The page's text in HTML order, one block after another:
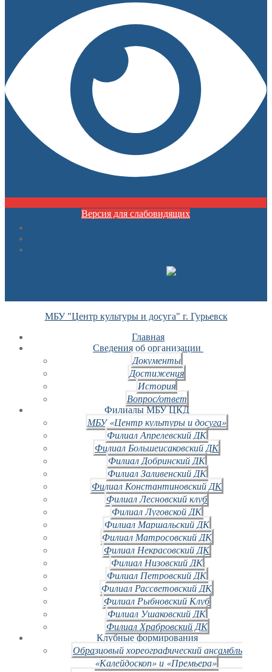
Версия для слабовидящих
МБУ "Центр культуры и досуга" г. Гурьевск
Главная
Сведения об организации
Документы
Достижения
История
Вопрос/ответ
Филиалы МБУ ЦКД
МБУ «Центр культуры и досуга»
Филиал Апрелевский ДК
Филиал Большеисаковский ДК
Филиал Добринский ДК
Филиал Заливенский ДК
Филиал Константиновский ДК
Филиал Лесновский клуб
Филиал Луговской ДК
Филиал Маршальский ДК
Филиал Матросовский ДК
Филиал Некрасовский ДК
Филиал Низовский ДК
Филиал Петровский ДК
Филиал Рассветовский ДК
Филиал Рыбновский Клуб
Филиал Ушаковский ДК
Филиал Храбровский ДК
Клубные формирования
Образцовый хореографический ансамбль
«Калейдоскоп» и «Премьера»